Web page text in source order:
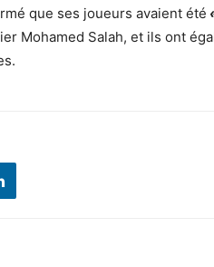
que ses joueurs avaient été
Mohamed Salah, et ils ont